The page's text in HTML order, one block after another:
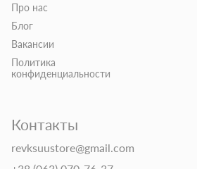
Про нас
Блог
Вакансии
Политика
конфиденциальности
Контакты
revksuustore@gmail.com